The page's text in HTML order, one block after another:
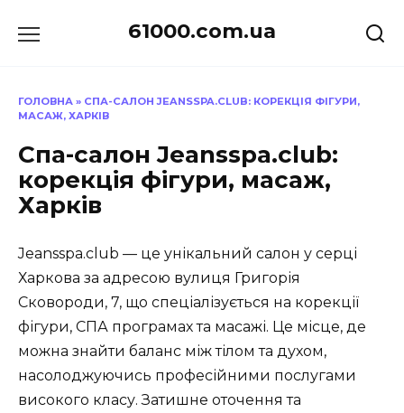
до
61000.com.ua
ГОЛОВНА » СПА-САЛОН JEANSSPA.CLUB: КОРЕКЦІЯ ФІГУРИ,
МАСАЖ, ХАРКІВ
Спа-салон Jeansspa.club:
корекція фігури, масаж,
Харків
Jeansspa.club — це унікальний салон у серці
Харкова за адресою вулиця Григорія
Сковороди, 7, що спеціалізується на корекції
фігури, СПА програмах та масажі. Це місце, де
можна знайти баланс між тілом та духом,
насолоджуючись професійними послугами
високого класу. Затишне оточення та